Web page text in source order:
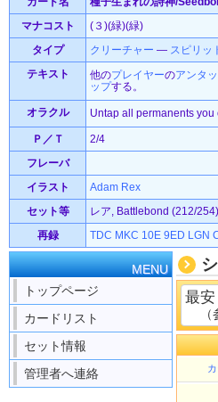
マナコスト
(３)(緑)(緑)
タイプ
クリーチャー — スピリッ
テキスト
他のプレイヤーのアンタ
ップする。
オラクル Untap all permanents
Ｐ／Ｔ
2/4
フレーバ
イラスト
Adam Rex
セット等
レア, Battlebond (212/254)
再録
TDC MKC 10E 9ED LGN
MENU
トップページ
カードリスト
セット情報
管理者へ連絡
最安